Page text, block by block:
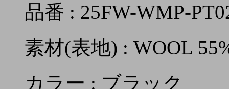
品番 : 25FW-WMP-
素材(表地) : WOOL
カラー : ブラック